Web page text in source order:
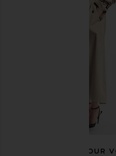
Bronx Banco Paris Strapless
Embellished Mini Dress in
RECOMMANDÉ POUR